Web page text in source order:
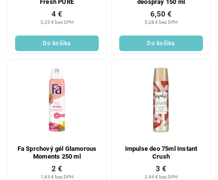
Fresh PURE
3,25 € bez DPH
4 €
Do košíka
deospray 150 ml
5,28 € bez DPH
6,50 €
Do košíka
Fa Sprchový gél Glamorous
Moments 250 ml
1,63 € bez DPH
2 €
Impulse deo 75ml Instant
Crush
2,44 € bez DPH
3 €